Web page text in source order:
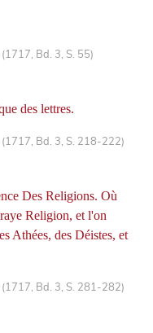
Bd. 3, S. 55)
des lettres.
Bd. 3, S. 218-222)
Des Religions. Où
Religion, et l'on
Athées, des Déistes, et
Bd. 3, S. 281-282)